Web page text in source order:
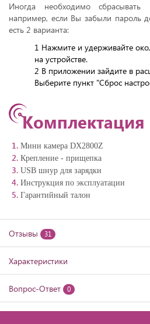
Иногда необходимо сбрасывать
например, если Вы забыли пароль
есть 2 варианта:
1 Нажмите и удерживайте
на устройстве.
2 В приложении зайдите в
Выберите пункт "Сброс
Комплектация
Мини камера DX2800Z
Крепление - прищепка
USB шнур для зарядки
Инструкция по эксплуатации
Гарантийный талон
Отзывы 31
Характеристики
Вопрос-Ответ 0